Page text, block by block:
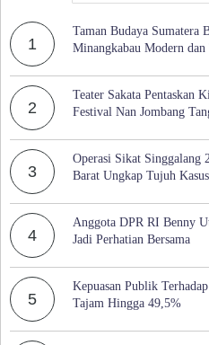
1
Taman Budaya Sumatera
Minangkabau Modern dan
2
Teater Sakata Pentaskan
Festival Nan Jombang
3
Operasi Sikat Singgalang
Barat Ungkap Tujuh
4
Anggota DPR RI Benny
Jadi Perhatian Bersama
5
Kepuasan Publik
Tajam Hingga 49,5%